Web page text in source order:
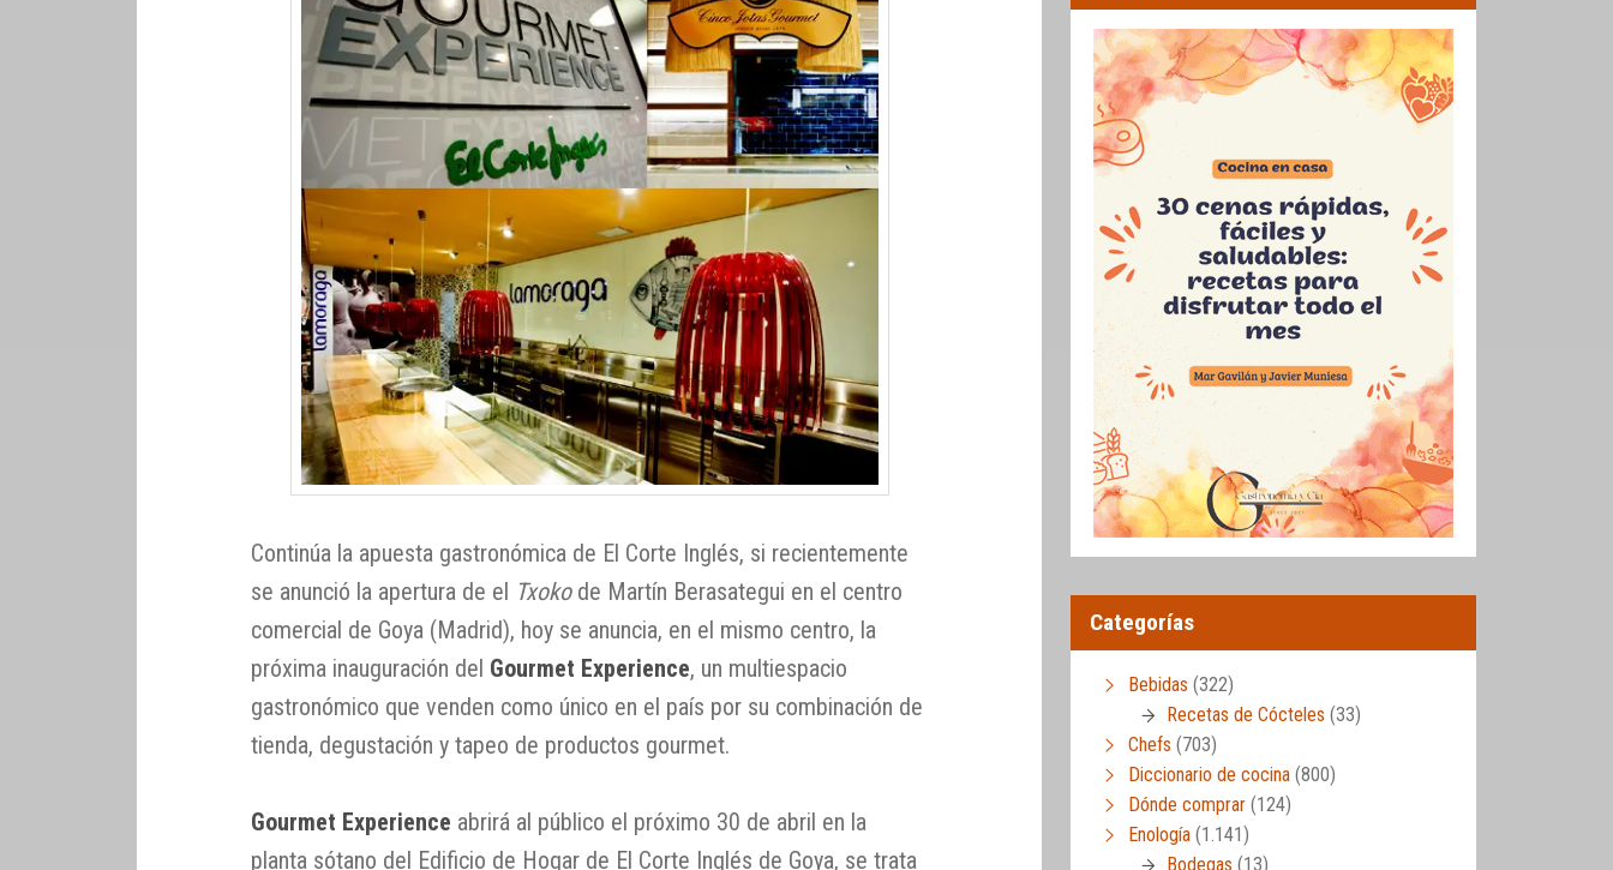
Continúa la apuesta gastronómica de El Corte Inglés, si recientemente
se anunció la apertura de el Txokode Martín Berasategui en el centro
comercial de Goya (Madrid), hoy se anuncia, en el mismo centro, la
próxima inauguración del Gourmet Experience, un multiespacio
gastronómico que venden como único en el país por su combinación de
tienda, degustación y tapeo de productos gourmet.
Gourmet Experience abrirá al público el próximo 30 de abril en la
planta sótano del Edificio de Hogar de El Corte Inglés de Goya, se trata
Categorías
Bebidas (322)
Recetas de Cócteles (33)
Chefs (703)
Diccionario de cocina (800)
Dónde comprar (124)
Enología (1.141)
Bodegas (13)